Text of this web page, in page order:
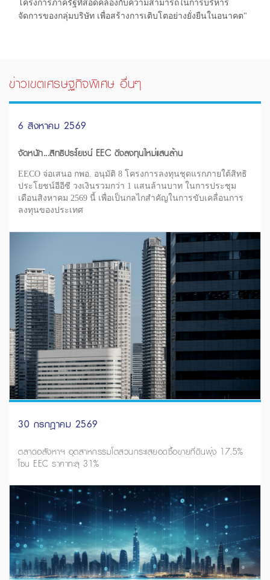
โครงการภาครัฐที่สอดคล้องกับความสามารถในการบริหาร
จัดการของกลุ่มบริษัท เพื่อสร้างการเติบโตอย่างยั่งยืนในอนาคต"
ข่าวเขตเศรษฐกิจพิเศษ อื่นๆ
6 สิงหาคม 2569
จัดหนัก...สิทธิประโยชน์ EEC ดึงลงทุนใหม่แสนล้าน
EECO จ่อเสนอ กพอ. อนุมัติ 8 โครงการลงทุนชุดแรกภายใต้สิทธิ
ประโยชน์อีอีซี วงเงินรวมกว่า 1 แสนล้านบาท ในการประชุม
เดือนสิงหาคม 2569 นี้ เพื่อเป็นกลไกสำคัญในการขับเคลื่อนการ
ลงทุนของประเทศ
30 กรกฎาคม 2569
ตลาดอสังหาฯ อุตสาหกรรมโตสวนกระแสยอดซื้อขายที่ดินพุ่ง 17.5%
โซน EEC ราคาทะลุ 31%